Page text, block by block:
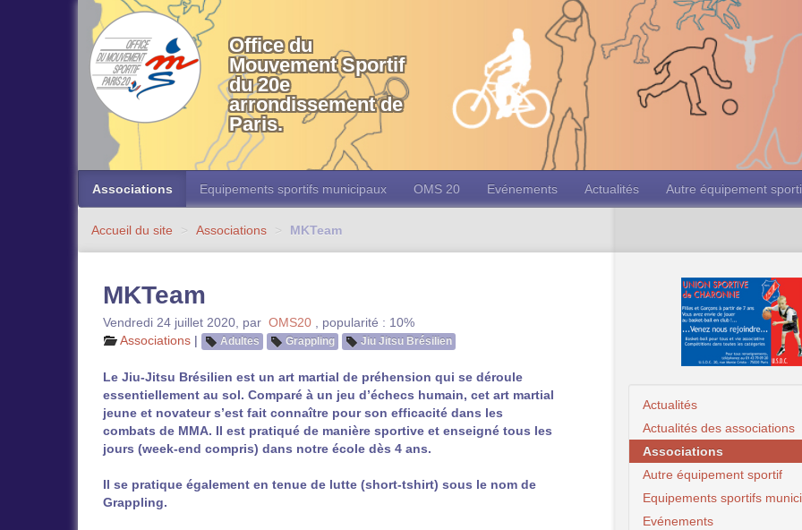
Office du
Mouvement Sportif
du 20e
arrondissement de
Paris.
Associations Equipements sportifs municipaux OMS 20 Evénements Actualités Autre équipement
Accueil du site > Associations > MKTeam
MKTeam
Vendredi 24 juillet 2020 par OMS20
popularité : 10%
Associations | Adultes Grappling Jiu Jitsu Brésilien
Le Jiu-Jitsu Brésilien est un art martial de préhension qui se déroule
essentiellement au sol. Comparé à un jeu d’échecs humain, cet art martial
jeune et novateur s’est fait connaître pour son efficacité dans les
combats de MMA. Il est pratiqué de manière sportive et enseigné tous les
jours (week-end compris) dans notre école dès 4 ans.
Il se pratique également en tenue de lutte (short-tshirt) sous le nom de
Grappling.
Actualités
Actualités des associations
Associations
Autre équipement sportif
Equipements sportifs
Evénements